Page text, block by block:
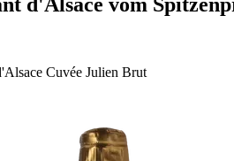
Cuvée Julien Brut